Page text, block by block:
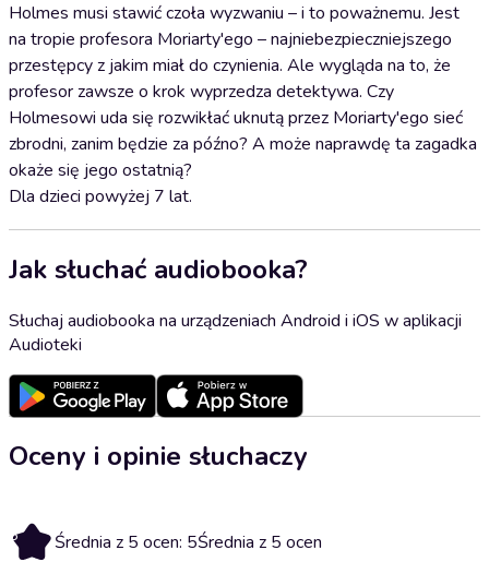
Holmes musi stawić czoła wyzwaniu – i to poważnemu. Jest
na tropie profesora Moriarty'ego – najniebezpieczniejszego
przestępcy z jakim miał do czynienia. Ale wygląda na to, że
profesor zawsze o krok wyprzedza detektywa. Czy
Holmesowi uda się rozwikłać uknutą przez Moriarty'ego sieć
zbrodni, zanim będzie za późno? A może naprawdę ta zagadka
okaże się jego ostatnią?
Dla dzieci powyżej 7 lat.
Jak słuchać audiobooka?
Słuchaj audiobooka na urządzeniach Android i iOS w aplikacji
Audioteki
Oceny i opinie słuchaczy
5 Średnia z 5 ocen: 5Średnia z 5 ocen